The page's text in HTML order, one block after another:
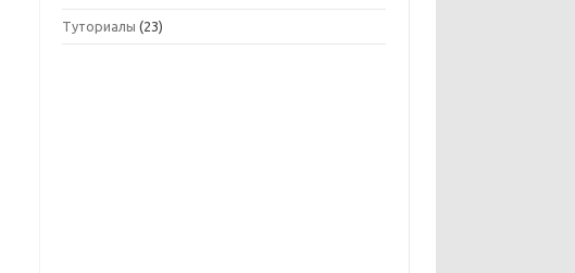
Туториалы (23)